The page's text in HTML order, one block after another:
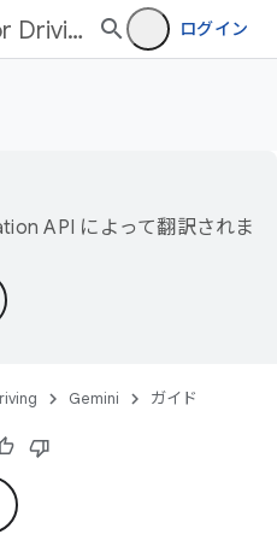
ログイン
API によって翻訳されま
Gemini ガイド